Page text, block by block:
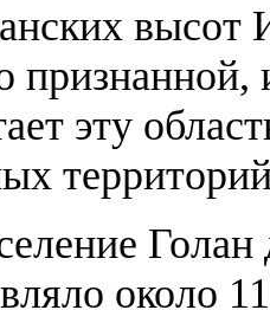
высот
признанной,
эту
Голан
около